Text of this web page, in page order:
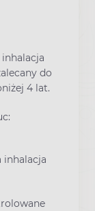
inhalacja
do
4 lat.
inhalacja